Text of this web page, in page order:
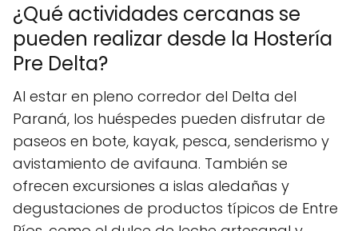
¿Qué actividades cercanas se
pueden realizar desde la Hostería
Pre Delta?
Al estar en pleno corredor del Delta del
Paraná, los huéspedes pueden disfrutar de
paseos en bote, kayak, pesca, senderismo y
avistamiento de avifauna. También se
ofrecen excursiones a islas aledañas y
degustaciones de productos típicos de Entre